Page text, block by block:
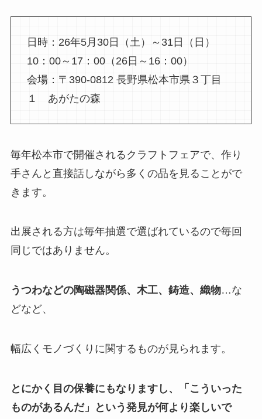
日時：26年5月30日（土）～31日（日）
10：00～17：00（26日～16：00）
会場：〒390-0812 長野県松本市県３丁目
１ あがたの森
毎年松本市で開催されるクラフトフェアで、作り
手さんと直接話しながら多くの品を見ることがで
きます。
出展される方は毎年抽選で選ばれているので毎回
同じではありません。
うつわなどの陶磁器関係、木工、鋳造、織物…な
どなど、
幅広くモノづくりに関するものが見られます。
とにかく目の保養にもなりますし、
「こういった
ものがあるんだ」という発見が何より楽しいで